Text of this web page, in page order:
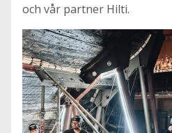
och vår partner Hilti.